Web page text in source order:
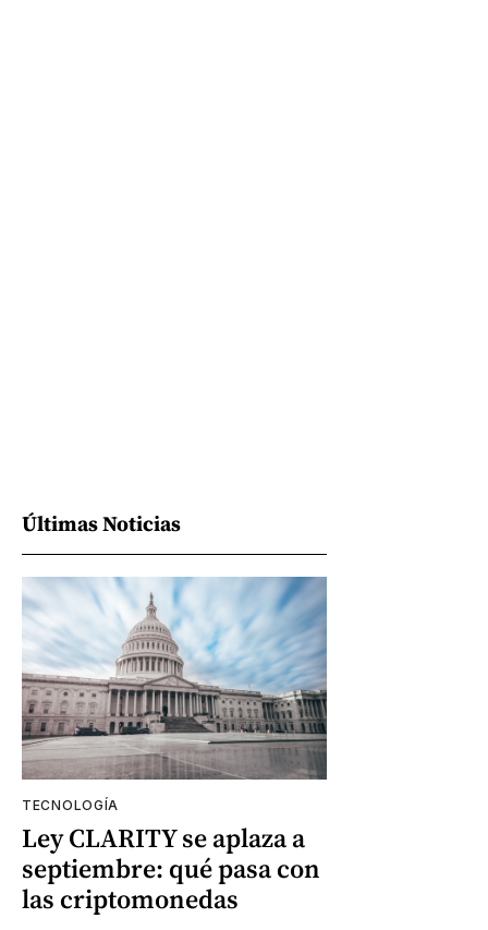
Últimas Noticias
TECNOLOGÍA
Ley CLARITY se aplaza a
septiembre: qué pasa con
las criptomonedas